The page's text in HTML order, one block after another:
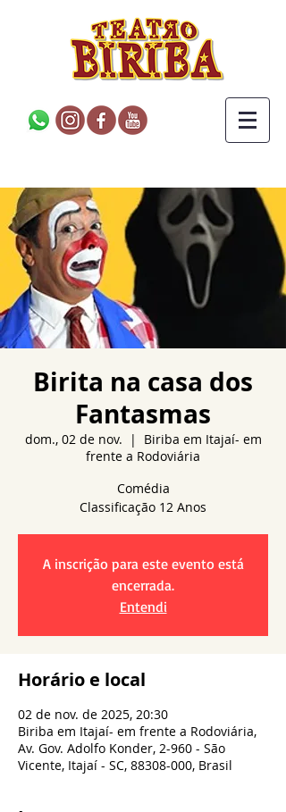
Birita na casa dos
Fantasmas
dom., 02 de nov.
  |
Biriba em Itajaí- em
frente a Rodoviária
Comédia
A inscrição para este evento está
encerrada.
Entendi
Horário e local
02 de nov. de 2025, 20:30
Biriba em Itajaí- em frente a Rodoviária,
Av. Gov. Adolfo Konder, 2-960 - São
Vicente, Itajaí - SC, 88308-000, Brasil